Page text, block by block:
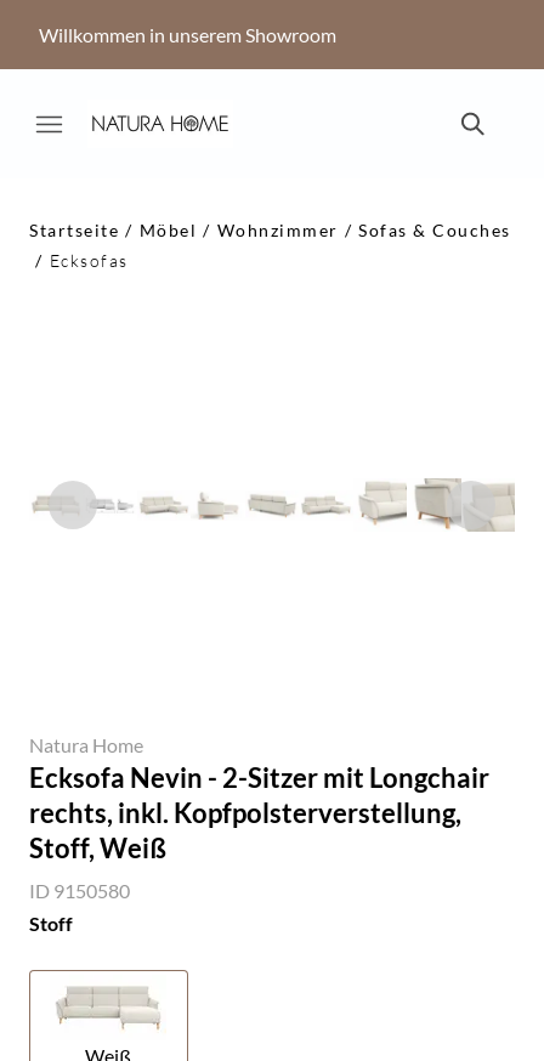
Willkommen in unserem Showroom
Startseite Möbel Wohnzimmer
Sofas & Couches
Ecksofas
Natura Home
Ecksofa Nevin - 2-Sitzer mit Longchair
rechts, inkl. Kopfpolsterverstellung,
Stoff, Weiß
ID 9150580
Stoff
Weiß